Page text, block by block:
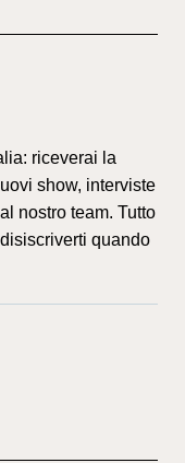
riceverai la
show, interviste
nostro team. Tutto
quando